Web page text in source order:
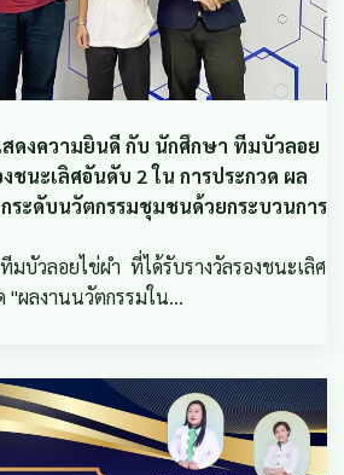
ดงความยินดี กับ นักศึกษา ทีมบัวลอย
ชนะเลิศอันดับ 2 ใน การประกวด ผล
ระดับนวัตกรรมชุมชนด้วยกระบวนการ
บัวลอยไข่ผำ ที่ได้รับรางวัลรองชนะเลิศ
"ผลงานนวัตกรรมใน…